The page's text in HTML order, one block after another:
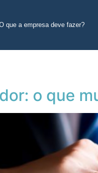
que a empresa deve fazer?
o que